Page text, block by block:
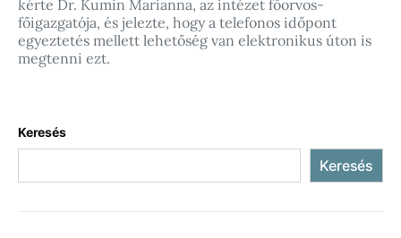
kérte Dr. Kumin Marianna, az intézet főorvos-
főigazgatója, és jelezte, hogy a telefonos időpont
egyeztetés mellett lehetőség van elektronikus úton is
megtenni ezt.
Keresés
Keresés